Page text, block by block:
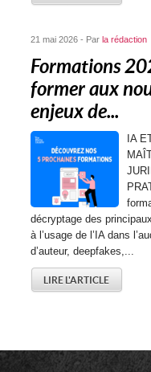
21 mai 2026 - Parla rédaction
Formations
former aux
enjeux de...
IA
décryptage des
à l’usage de l’IA dans
d’auteur, deepfakes,...
LIRE L'ARTICLE